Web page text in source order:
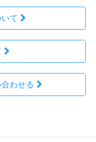
て
わせる